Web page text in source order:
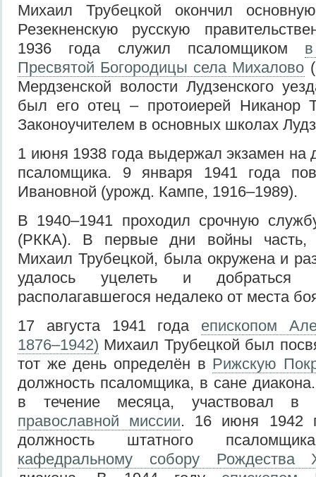
Михаил Трубецкой окончил
Резекненскую русскую
1936 года служил псаломщиком
Пресвятой Богородицы села Михалово
Мердзенской волости Лудзенского
был его отец – протоиерей Никанор
Законоучителем в основных школах
1 июня 1938 года выдержал экзамен на
псаломщика. 9 января 1941 года
Ивановной (урожд. Кампе, 1916–1989).
В 1940–1941 проходил срочную
(РККА). В первые дни войны часть,
Михаил Трубецкой, была окружена и
удалось уцелеть и
располагавшегося недалеко от места
17 августа 1941 года епископом
1876–1942) Михаил Трубецкой был
тот же день определён в Рижскую
должность псаломщика, в сане
в течение месяца, участвовал
православной миссии. 16 июня 1942
должность штатного
кафедральному собору Рождества